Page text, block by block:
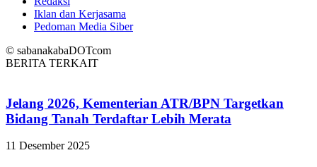
Iklan dan Kerjasama
Pedoman Media Siber
© sabanakabaDOTcom
BERITA TERKAIT
Jelang 2026, Kementerian ATR/BPN Targetkan
Bidang Tanah Terdaftar Lebih Merata
11 Desember 2025